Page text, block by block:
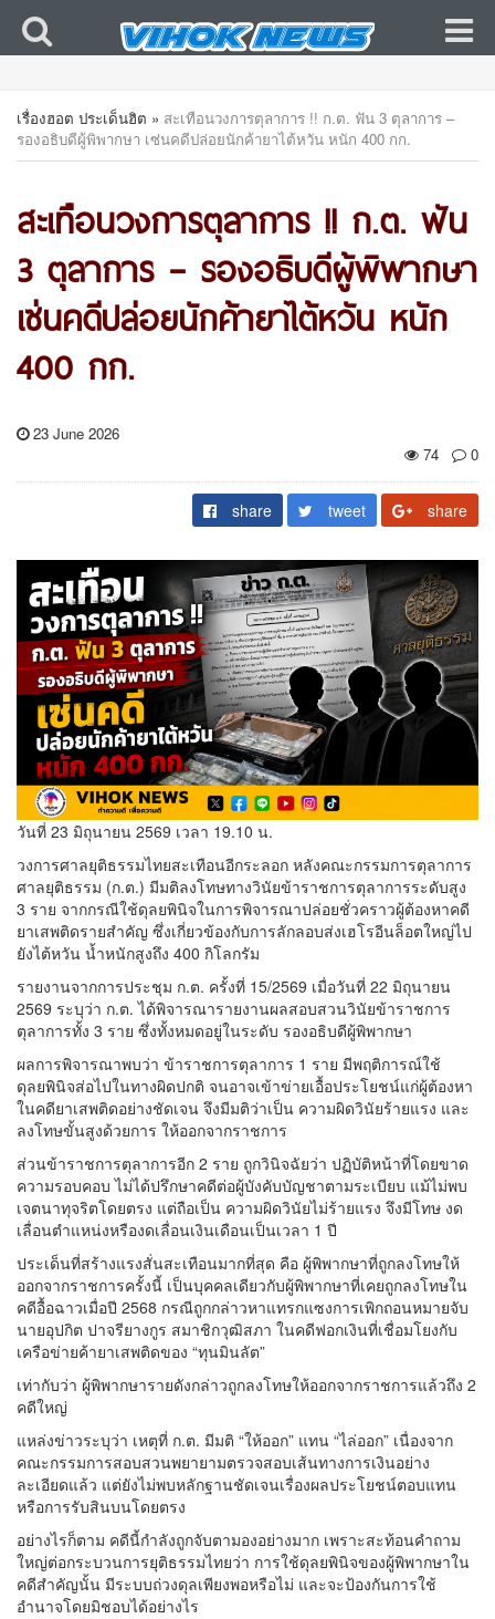
เรื่องฮอต ประเด็นฮิต » สะเทือนวงการตุลาการ !! ก.ต. ฟัน 3 ตุลาการ –
รองอธิบดีผู้พิพากษา เซ่นคดีปล่อยนักค้ายาไต้หวัน หนัก 400 กก.
สะเทือนวงการตุลาการ !! ก.ต. ฟัน
3 ตุลาการ – รองอธิบดีผู้พิพากษา
เซ่นคดีปล่อยนักค้ายาไต้หวัน หนัก
400 กก.
23 June 2026
74
0
share tweet share
วันที่ 23 มิถุนายน 2569 เวลา 19.10 น.
วงการศาลยุติธรรมไทยสะเทือนอีกระลอก หลังคณะกรรมการตุลาการ
ศาลยุติธรรม (ก.ต.) มีมติลงโทษทางวินัยข้าราชการตุลาการระดับสูง
3 ราย จากกรณีใช้ดุลยพินิจในการพิจารณาปล่อยชั่วคราวผู้ต้องหาคดี
ยาเสพติดรายสำคัญ ซึ่งเกี่ยวข้องกับการลักลอบส่งเฮโรอีนล็อตใหญ่ไป
ยังไต้หวัน น้ำหนักสูงถึง 400 กิโลกรัม
รายงานจากการประชุม ก.ต. ครั้งที่ 15/2569 เมื่อวันที่ 22 มิถุนายน
2569 ระบุว่า ก.ต. ได้พิจารณารายงานผลสอบสวนวินัยข้าราชการ
ตุลาการทั้ง 3 ราย ซึ่งทั้งหมดอยู่ในระดับ รองอธิบดีผู้พิพากษา
ผลการพิจารณาพบว่า ข้าราชการตุลาการ 1 ราย มีพฤติการณ์ใช้
ดุลยพินิจส่อไปในทางผิดปกติ จนอาจเข้าข่ายเอื้อประโยชน์แก่ผู้ต้องหา
ในคดียาเสพติดอย่างชัดเจน จึงมีมติว่าเป็น ความผิดวินัยร้ายแรง และ
ลงโทษขั้นสูงด้วยการ ให้ออกจากราชการ
ส่วนข้าราชการตุลาการอีก 2 ราย ถูกวินิจฉัยว่า ปฏิบัติหน้าที่โดยขาด
ความรอบคอบ ไม่ได้ปรึกษาคดีต่อผู้บังคับบัญชาตามระเบียบ แม้ไม่พบ
เจตนาทุจริตโดยตรง แต่ถือเป็น ความผิดวินัยไม่ร้ายแรง จึงมีโทษ งด
เลื่อนตำแหน่งหรืองดเลื่อนเงินเดือนเป็นเวลา 1 ปี
ประเด็นที่สร้างแรงสั่นสะเทือนมากที่สุด คือ ผู้พิพากษาที่ถูกลงโทษให้
ออกจากราชการครั้งนี้ เป็นบุคคลเดียวกับผู้พิพากษาที่เคยถูกลงโทษใน
คดีอื้อฉาวเมื่อปี 2568 กรณีถูกกล่าวหาแทรกแซงการเพิกถอนหมายจับ
นายอุปกิต ปาจรียางกูร สมาชิกวุฒิสภา ในคดีฟอกเงินที่เชื่อมโยงกับ
เครือข่ายค้ายาเสพติดของ “ทุนมินลัต”
เท่ากับว่า ผู้พิพากษารายดังกล่าวถูกลงโทษให้ออกจากราชการแล้วถึง 2
คดีใหญ่
แหล่งข่าวระบุว่า เหตุที่ ก.ต. มีมติ “ให้ออก” แทน “ไล่ออก” เนื่องจาก
คณะกรรมการสอบสวนพยายามตรวจสอบเส้นทางการเงินอย่าง
ละเอียดแล้ว แต่ยังไม่พบหลักฐานชัดเจนเรื่องผลประโยชน์ตอบแทน
หรือการรับสินบนโดยตรง
อย่างไรก็ตาม คดีนี้กำลังถูกจับตามองอย่างมาก เพราะสะท้อนคำถาม
ใหญ่ต่อกระบวนการยุติธรรมไทยว่า การใช้ดุลยพินิจของผู้พิพากษาใน
คดีสำคัญนั้น มีระบบถ่วงดุลเพียงพอหรือไม่ และจะป้องกันการใช้
อำนาจโดยมิชอบได้อย่างไร